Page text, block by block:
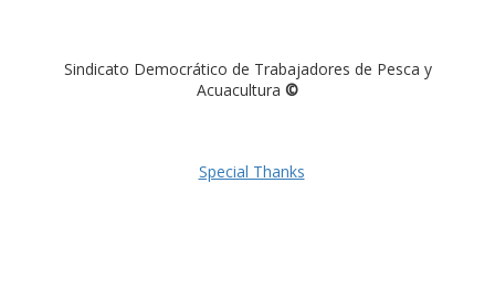
Sindicato Democrático de Trabajadores de Pesca y
Acuacultura ©
Special Thanks